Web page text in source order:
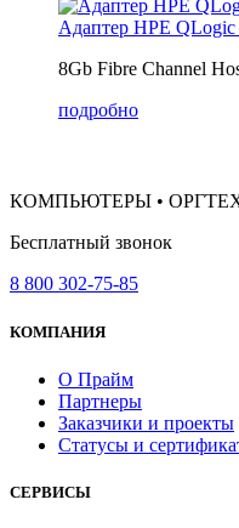
Адаптер HPE
8Gb Fibre Channel
подробно
КОМПЬЮТЕРЫ •
Бесплатный звонок
8 800 302-75-85
КОМПАНИЯ
О Прайм
Партнеры
Заказчики и проекты
Статусы и
СЕРВИСЫ